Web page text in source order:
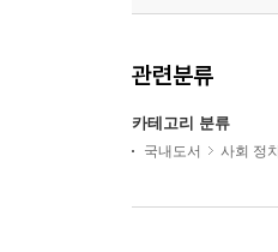
관련분류
카테고리 분류
국내도서 사회 정치